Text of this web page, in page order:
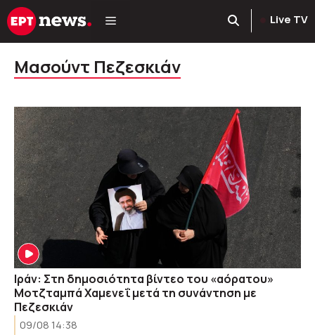
Μετάβαση
σε
Live TV
Μασούντ Πεζεσκιάν
Ιράν: Στη δημοσιότητα βίντεο του «αόρατου»
Μοτζταμπά Χαμενεΐ μετά τη συνάντηση με
Πεζεσκιάν
09/08 14:38